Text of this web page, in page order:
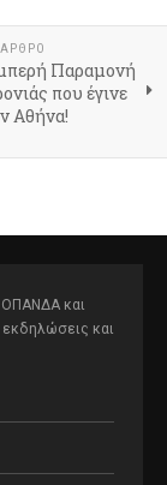
Παραμονή
που έγινε
Αθήνα!
ΟΠΑΝΔΑ και
εκδηλώσεις και